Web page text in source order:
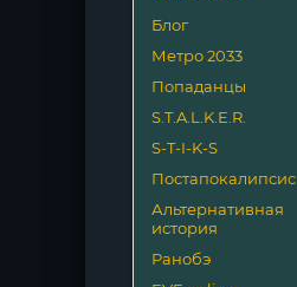
Блог
Метро 2033
Попаданцы
S.T.A.L.K.E.R.
S-T-I-K-S
Постапокалипсис
Альтернативная
история
Ранобэ